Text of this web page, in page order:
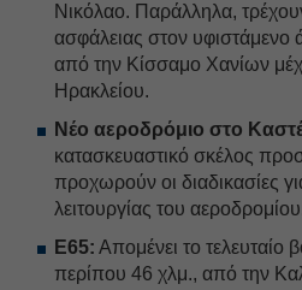
Νικόλαο. Παράλληλα,
ασφάλειας στον υφιστάμενο
από την Κίσσαμο Χανίων
Ηρακλείου.
Νέο αεροδρόμιο στο
κατασκευαστικό σκέλος
προχωρούν οι διαδικασίες
λειτουργίας του
Ε65: Απομένει το τελευταίο
περίπου 46 χλμ., από την